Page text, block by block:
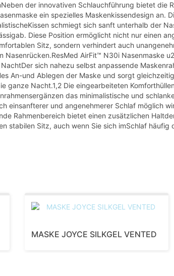
der innovativen Schlauchführung bietet die
ein spezielles Maskenkissendesign an.
schmiegt sich sanft unterhalb der
Diese Position ermöglicht nicht nur einen
Sitz, sondern verhindert auch
Nasenrücken.ResMed AirFit™ N30i Nasenmaske
sich nahezu selbst anpassende
An-und Ablegen der Maske und sorgt
ganze Nacht.1,2 Die eingearbeiteten
das minimalistische und
einsanfterer und angenehmerer Schlaf möglich
Rahmenbereich bietet einen zusätzlichen
stabilen Sitz, auch wenn Sie sich imSchlaf häufig
MASKE JOYCE SILKGEL VENTED